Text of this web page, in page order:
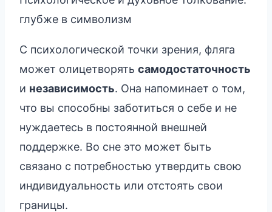
глубже в символизм
С психологической точки зрения, фляга
может олицетворять самодостаточность
и независимость. Она напоминает о том,
что вы способны заботиться о себе и не
нуждаетесь в постоянной внешней
поддержке. Во сне это может быть
связано с потребностью утвердить свою
индивидуальность или отстоять свои
границы.